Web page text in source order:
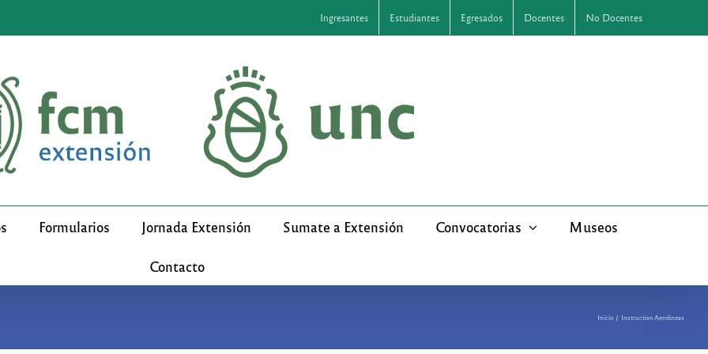
Ingresantes Estudiantes Egresados Docentes No Docentes
Formularios Jornada Extensión Sumate a Extensión Convocatorias Museos
Contacto
Inicio Instructivo Aerolineas